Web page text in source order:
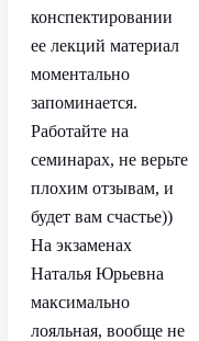
конспектировании
ее лекций материал
моментально
запоминается.
Работайте на
семинарах, не верьте
плохим отзывам, и
будет вам счастье))
На экзаменах
Наталья Юрьевна
максимально
лояльная, вообще не